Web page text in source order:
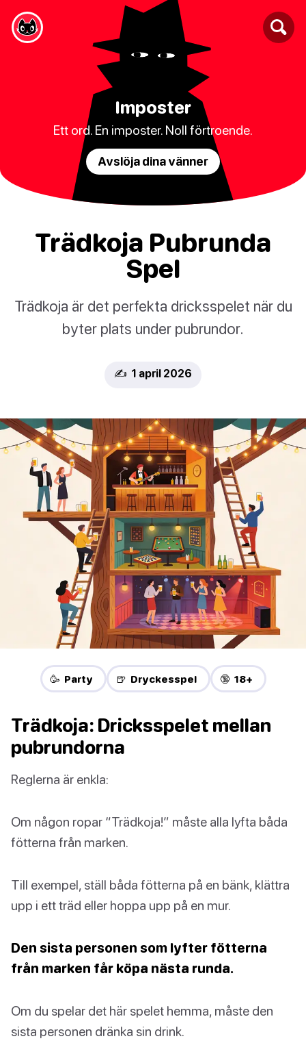
Imposter
Ett ord. En imposter. Noll förtroende.
Avslöja dina vänner
Trädkoja Pubrunda
Spel
Trädkoja är det perfekta dricksspelet när du
byter plats under pubrundor.
✍️ 1 april 2026
🥳 Party 🍺 Dryckesspel 🔞 18+
Trädkoja: Dricksspelet mellan
pubrundorna
Reglerna är enkla:
Om någon ropar “Trädkoja!” måste alla lyfta båda
fötterna från marken.
Till exempel, ställ båda fötterna på en bänk, klättra
upp i ett träd eller hoppa upp på en mur.
Den sista personen som lyfter fötterna
från marken får köpa nästa runda.
Om du spelar det här spelet hemma, måste den
sista personen dränka sin drink.